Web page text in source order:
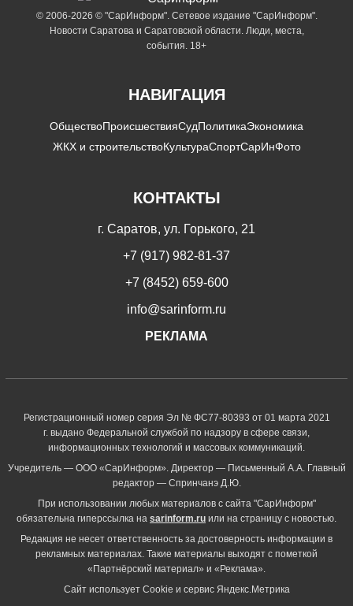
© 2006-2026 © "СарИнформ". Сетевое издание "СарИнформ".
Новости Саратова и Саратовской области. Люди, места,
события. 18+
НАВИГАЦИЯ
ОбществоПроисшествияСудПолитикаЭкономика
ЖКХ и строительствоКультураСпортСарИнФото
КОНТАКТЫ
г. Саратов, ул. Горького, 21
+7 (917) 982-81-37
+7 (8452) 659-600
info@sarinform.ru
РЕКЛАМА
Регистрационный номер серия Эл № ФС77-80393 от 01 марта 2021
г. выдано Федеральной службой по надзору в сфере связи,
информационных технологий и массовых коммуникаций.
Учредитель — ООО «СарИнформ». Директор — Письменный А.А. Главный
редактор — Спринчанэ Д.Ю.
При использовании любых материалов с сайта "СарИнформ"
обязательна гиперссылка на sarinform.ru или на страницу с новостью.
Редакция не несет ответственность за достоверность информации в
рекламных материалах. Такие материалы выходят с пометкой
«Партнёрский материал» и «Реклама».
Сайт использует Cookie и сервиc Яндекс.Метрика